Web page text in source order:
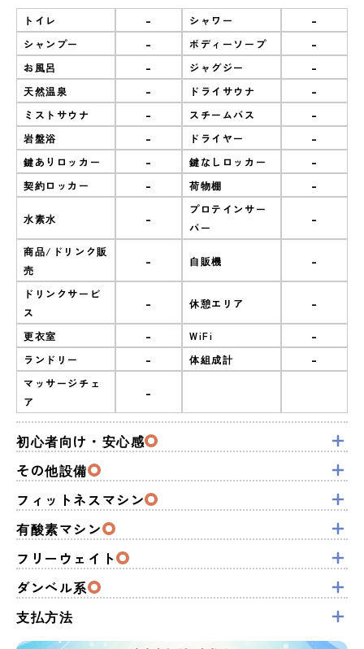
トイレ - シャワー -
シャンプー - ボディーソープ -
お風呂 - ジャグジー -
天然温泉 - ドライサウナ -
ミストサウナ - スチームバス -
岩盤浴 - ドライヤー -
鍵ありロッカー - 鍵なしロッカー -
契約ロッカー - 荷物棚 -
水素水 -
プロテインサー
バー
-
商品/ドリンク販
売
- 自販機 -
ドリンクサービ
ス
- 休憩エリア -
更衣室 - WiFi -
ランドリー - 体組成計 -
マッサージチェ
ア
-
初心者向け・安心感
その他設備
フィットネスマシン
有酸素マシン
フリーウェイト
ダンベル系
支払方法